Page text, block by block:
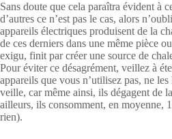
Sans doute que cela paraîtra évident à
d’autres ce n’est pas le cas, alors
appareils électriques produisent de la
de ces derniers dans une même pièce
exigu, finit par créer une source de
Pour éviter ce désagrément, veillez à
appareils que vous n’utilisez pas, ne
veille, car même ainsi, ils dégagent de
ailleurs, ils consomment, en moyenne,
rien).